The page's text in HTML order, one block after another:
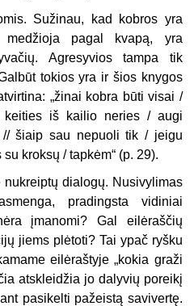
Sužinau, kad kobros yra
medžioja pagal kvapą, yra
Agresyvios tampa tik
tokios yra ir šios knygos
„žinai kobra būti visai /
iš kailio neries / augi
šiaip sau nepuoli tik / jeigu
kroksų / tapkėm“ (p. 29).
dialogų. Nusivylimas
pradingsta vidiniai
įmanomi? Gal eilėraščių
jiems plėtoti? Tai ypač ryšku
eilėraštyje „kokia graži
atskleidžia jo dalyvių poreikį
pasikelti pažeistą savivertę.